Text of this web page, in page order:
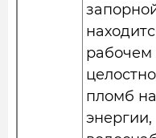
рабочем
пломб
энергии,